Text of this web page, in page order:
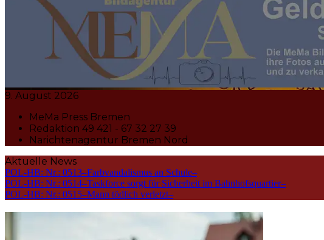
MeMa Press Nachrichtenagentur |
9. August 2026
MeMa Press Bremen
Redaktion 49 421 - 67 32 27 39
Narichtenagentur Bremen Nord
Aktuelle News
POL-HB: Nr.: 0513–Farbvandalismus an Schule–
POL-HB: Nr.: 0514–Taskforce sorgt für Sicherheit im Bahnhofsquartier–
POL-HB: Nr.: 0515–Mann tödlich verletzt–